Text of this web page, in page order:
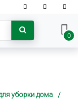
0
уборки дома